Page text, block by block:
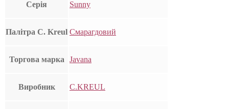
Серія Sunny
Палітра C. Kreul Смарагдовий
Торгова марка Javana
Виробник C.KREUL